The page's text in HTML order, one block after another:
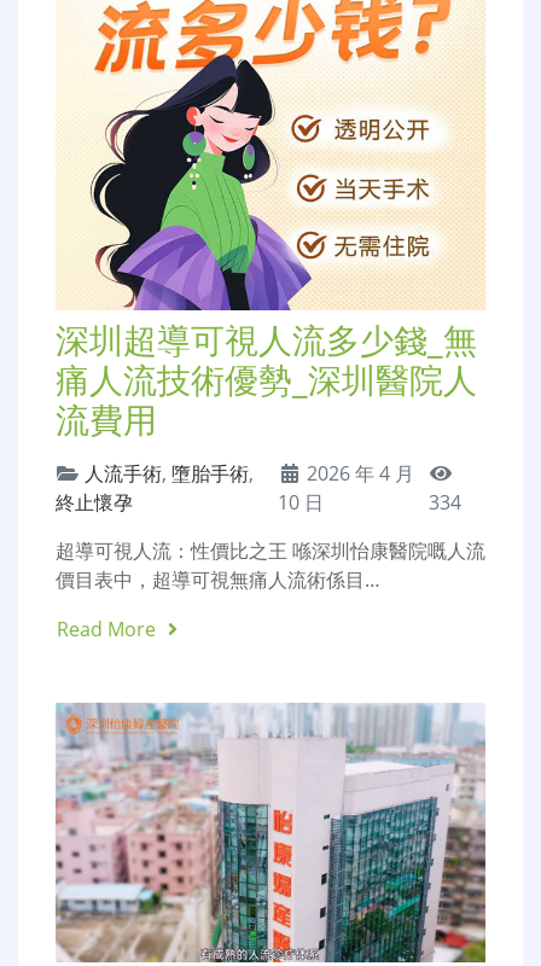
深圳超導可視人流多少錢_無
痛人流技術優勢_深圳醫院人
流費用
人流手術, 墮胎手術,
終止懷孕
2026 年 4 月
10 日
334
超導可視人流：性價比之王 喺深圳怡康醫院嘅人流
價目表中，超導可視無痛人流術係目…
Read More